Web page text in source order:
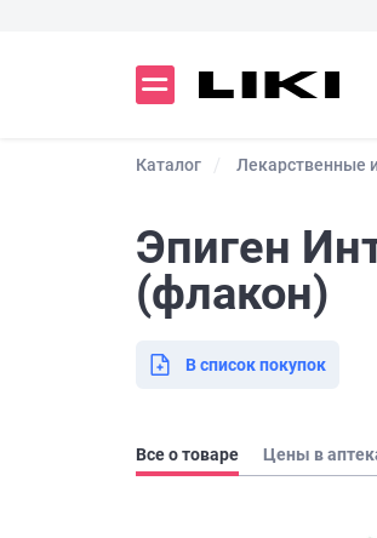
Каталог Лекарственные
Эпиген
(флакон)
В список покупок
Все о товаре Цены в